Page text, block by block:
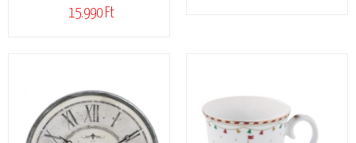
15.990 Ft